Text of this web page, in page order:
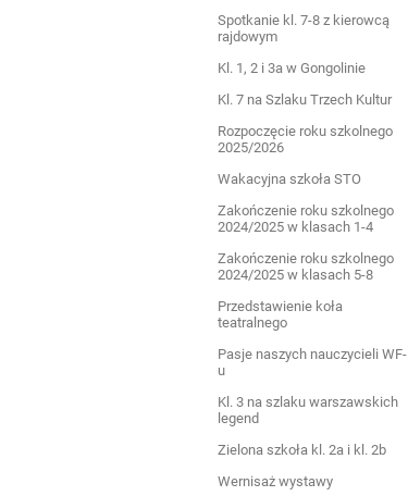
Spotkanie kl. 7-8 z kierowcą
rajdowym
Kl. 1, 2 i 3a w Gongolinie
Kl. 7 na Szlaku Trzech Kultur
Rozpoczęcie roku szkolnego
2025/2026
Wakacyjna szkoła STO
Zakończenie roku szkolnego
2024/2025 w klasach 1-4
Zakończenie roku szkolnego
2024/2025 w klasach 5-8
Przedstawienie koła
teatralnego
Pasje naszych nauczycieli WF-
u
Kl. 3 na szlaku warszawskich
legend
Zielona szkoła kl. 2a i kl. 2b
Wernisaż wystawy